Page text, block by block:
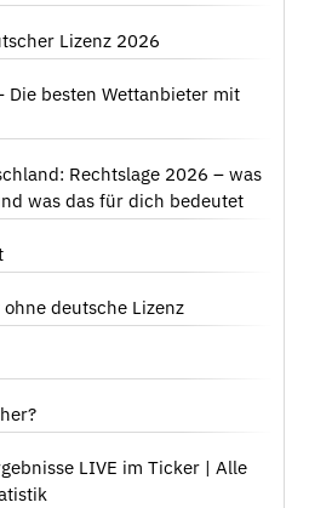
Lizenz 2026
Die besten Wettanbieter mit
Rechtslage 2026 – was
was das für dich bedeutet
deutsche Lizenz
LIVE im Ticker | Alle